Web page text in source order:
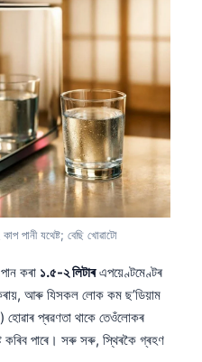
পানী যথেষ্ট; বেছি খোৱাটো
পান কৰা ১.৫-২ লিটাৰএপয়েণ্টমেণ্টৰ
আৰু যিসকল লোক কম ছ’ডিয়াম
প্ৰৱণতা থাকে তেওঁলোকৰ
কৰিব পাৰে। সৰু সৰু, স্থিৰকৈ গ্ৰহণ